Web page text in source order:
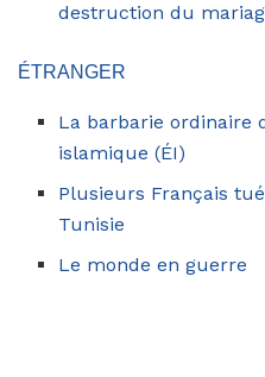
destruction du
ÉTRANGER
La barbarie ordinaire
islamique (ÉI)
Plusieurs Français
Tunisie
Le monde en guerre